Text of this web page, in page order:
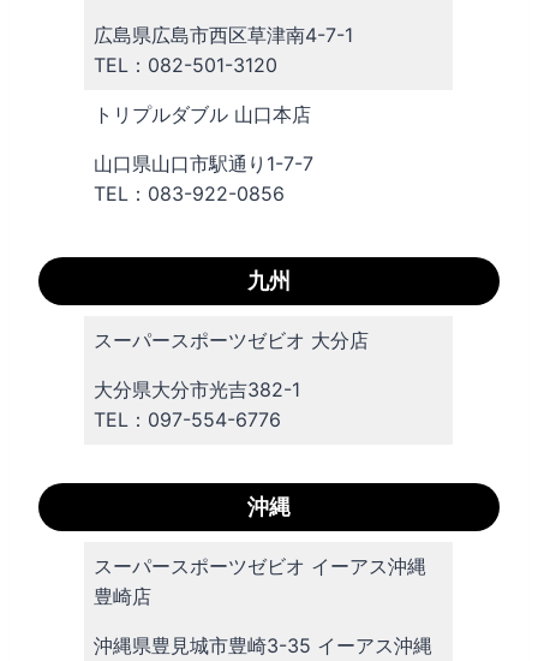
広島県広島市西区草津南4-7-1
TEL：082-501-3120
トリプルダブル 山口本店
山口県山口市駅通り1-7-7
TEL：083-922-0856
九州
スーパースポーツゼビオ 大分店
大分県大分市光吉382-1
TEL：097-554-6776
沖縄
スーパースポーツゼビオ イーアス沖縄
豊崎店
沖縄県豊見城市豊崎3-35 イーアス沖縄